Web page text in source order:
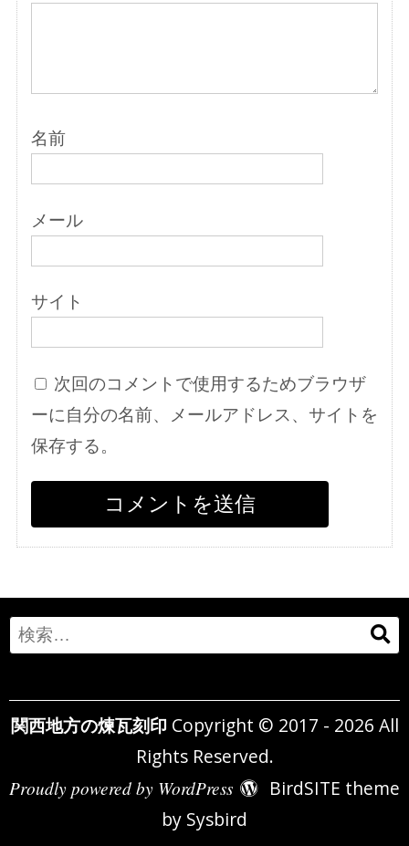
名前
メール
サイト
次回のコメントで使用するためブラウザ
ーに自分の名前、メールアドレス、サイトを
保存する。
Search
for:
関西地方の煉瓦刻印 Copyright © 2017 - 2026 All
Rights Reserved.
Proudly powered by WordPress
BirdSITE theme
by Sysbird